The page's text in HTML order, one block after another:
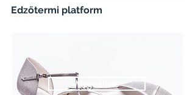
Edzőtermi platform
Megtekintés